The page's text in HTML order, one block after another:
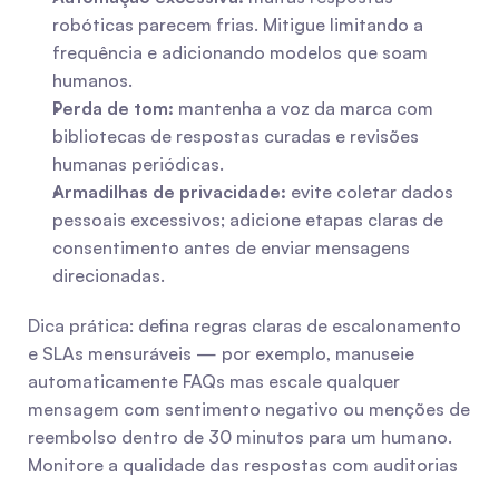
robóticas parecem frias. Mitigue limitando a
frequência e adicionando modelos que soam
humanos.
Perda de tom: mantenha a voz da marca com
bibliotecas de respostas curadas e revisões
humanas periódicas.
Armadilhas de privacidade: evite coletar dados
pessoais excessivos; adicione etapas claras de
consentimento antes de enviar mensagens
direcionadas.
Dica prática: defina regras claras de escalonamento
e SLAs mensuráveis — por exemplo, manuseie
automaticamente FAQs mas escale qualquer
mensagem com sentimento negativo ou menções de
reembolso dentro de 30 minutos para um humano.
Monitore a qualidade das respostas com auditorias